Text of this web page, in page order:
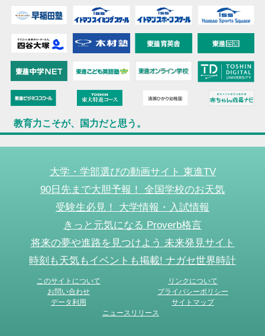
教育力こそが、国力だと思う。
大学・学部選びの動画サイト 東進TV
90日先まで大胆予報！ 全国学校のお天気
受験生必見！ 大学情報・入試情報
きっと元気になる Proverb格言
将来の夢や進路を見つけよう 未来発見サイト
時刻も天気もイベントも掲載! ナガセ世界時計
このサイトについて
リンクについて
お問い合わせ
プライバシーポリシー
データ利用
サイトマップ
ニュースリリース